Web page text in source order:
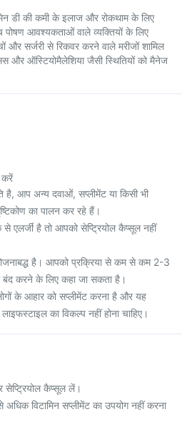
डी की कमी के इलाज और रोकथाम के लिए
आवश्यकताओं वाले व्यक्तियों के लिए
और सर्जरी से रिकवर करने वाले मरीजों शामिल
और ऑस्टियोमैलेशिया जैसी स्थितियों को मैनेज
करें
है, आप अन्य दवाओं, सप्लीमेंट या किसी भी
का पालन कर रहे हैं।
है तो आपको सेप्ट्रियोल कैप्सूल नहीं
है। आपको प्रक्रिया से कम से कम 2-3
बंद करने के लिए कहा जा सकता है।
के आहार को सप्लीमेंट करना है और यह
का विकल्प नहीं होना चाहिए।
कैप्सूल लें।
विटामिन सप्लीमेंट का उपयोग नहीं करना